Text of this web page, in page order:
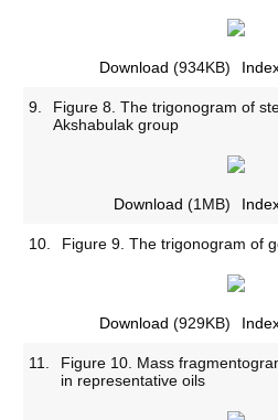
Download (934KB)
9.
Figure 8. The trigonogram of
Akshabulak group
Download (1MB)
10. Figure 9. The trigonogram of
Download (929KB)
11.
Figure 10. Mass
in representative oils